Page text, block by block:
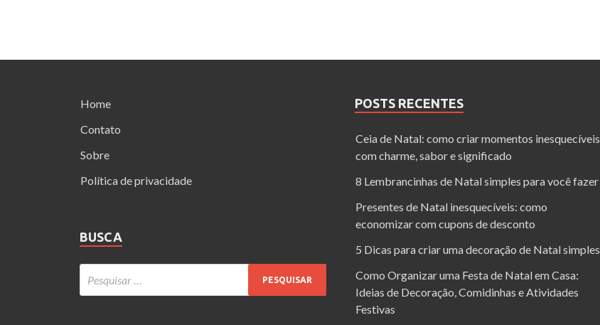
Home
Contato
Sobre
Política de privacidade
BUSCA
POSTS RECENTES
Ceia de Natal: como criar momentos inesquecíveis
com charme, sabor e significado
8 Lembrancinhas de Natal simples para você fazer
Presentes de Natal inesquecíveis: como
economizar com cupons de desconto
5 Dicas para criar uma decoração de Natal simples
Como Organizar uma Festa de Natal em Casa:
Ideias de Decoração, Comidinhas e Atividades
Festivas